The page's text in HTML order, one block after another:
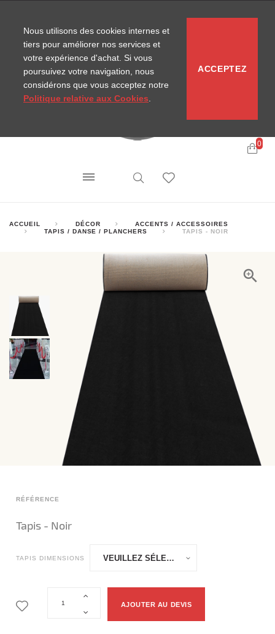
0
ACCUEIL DÉCOR
ACCENTS / ACCESSOIRES
TAPIS / DANSE / PLANCHERS
TAPIS - NOIR
RÉFÉRENCE
Tapis - Noir
TAPIS DIMENSIONS
AJOUTER AU DEVIS
Nous utilisons des cookies internes et
tiers pour améliorer nos services et
votre expérience d'achat. Si vous
poursuivez votre navigation, nous
considérons que vous acceptez notre
Politique relative aux Cookies
ACCEPTEZ